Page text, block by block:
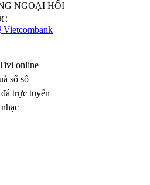
NGOẠI HỐI
Vietcombank
online
số số
trực tuyến